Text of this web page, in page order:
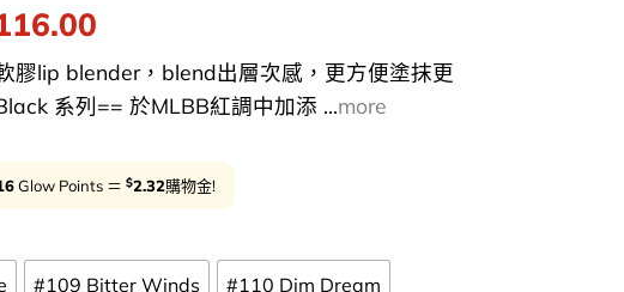
Current
is:
$116.00.
膠lip blender，blend出層次感，更方便塗抹更
系列== 於MLBB紅調中加添 ...more
Glow Points ＝ $2.32購物金!
#109 Bitter Winds #110 Dim Dream